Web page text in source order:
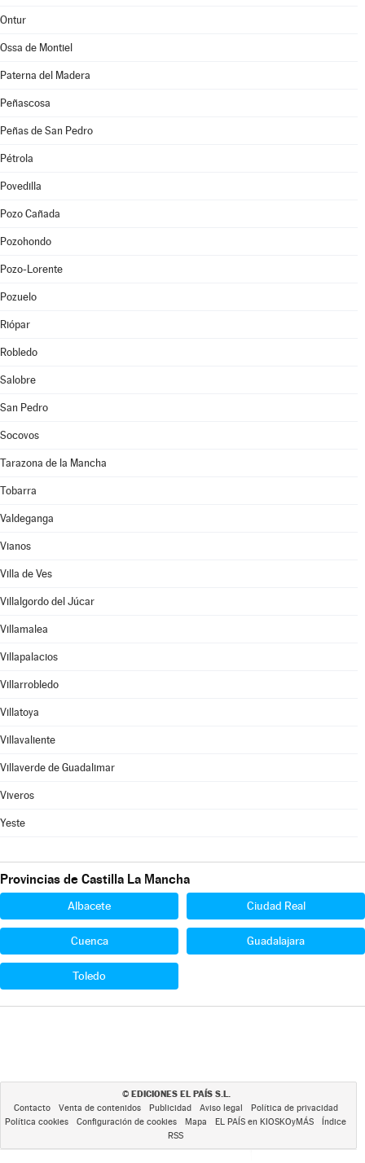
Ontur
Ossa de Montiel
Paterna del Madera
Peñascosa
Peñas de San Pedro
Pétrola
Povedilla
Pozo Cañada
Pozohondo
Pozo-Lorente
Pozuelo
Riópar
Robledo
Salobre
San Pedro
Socovos
Tarazona de la Mancha
Tobarra
Valdeganga
Vianos
Villa de Ves
Villalgordo del Júcar
Villamalea
Villapalacios
Villarrobledo
Villatoya
Villavaliente
Villaverde de Guadalimar
Viveros
Yeste
Provincias de Castilla La Mancha
Albacete Ciudad Real
Cuenca Guadalajara
Toledo
© EDICIONES EL PAÍS S.L.
Contacto Venta de contenidos Publicidad Aviso legal
Política de privacidad
Política cookies
Configuración de cookies Mapa EL PAÍS en KIOSKOyMÁS
Índice
RSS